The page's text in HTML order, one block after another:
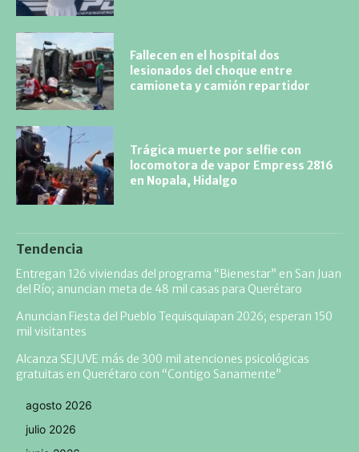
Fallecen en el hospital dos
lesionados del choque entre
camioneta y camión repartidor
Trágica muerte por selfie con
locomotora de vapor Empress 2816
en Nopala, Hidalgo
Tendencia
Entregan 126 viviendas del programa “Bienestar” en San Juan
del Río; anuncian meta de 48 mil casas para Querétaro
Anuncian Fiesta del Pueblo Tequisquiapan 2026; esperan 150
mil visitantes
Alcanza SEJUVE más de 300 mil atenciones psicológicas
gratuitas en Querétaro con “Contigo Sanamente”
agosto 2026
julio 2026